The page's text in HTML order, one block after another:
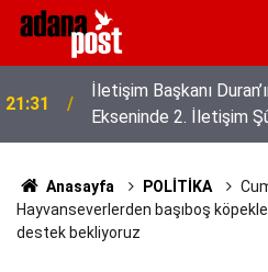
21:31
İletişim Başkanı
Ekseninde 2. İletişim
İletişim Vizyonu”
Anasayfa POLİTİKA
Hayvanseverlerden başıboş
destek bekliyoruz